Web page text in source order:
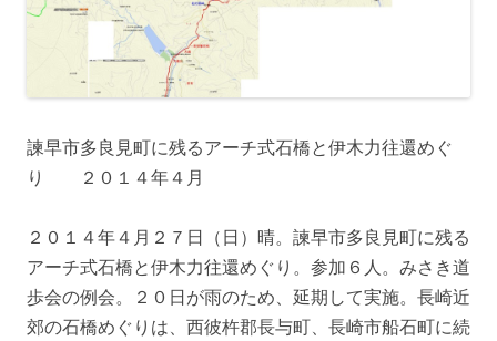
諫早市多良見町に残るアーチ式石橋と伊木力往還めぐ
り ２０１４年４月
２０１４年４月２７日（日）晴。諫早市多良見町に残る
アーチ式石橋と伊木力往還めぐり。参加６人。みさき道
歩会の例会。２０日が雨のため、延期して実施。長崎近
郊の石橋めぐりは、西彼杵郡長与町、長崎市船石町に続